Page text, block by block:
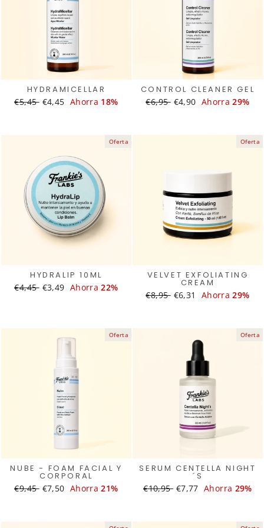
HYDRAMICELLAR
Translation
€5,45 Translation
€4,45 Ahorra 18%
CONTROL CLEANER GEL
Translation
€6,95 Translation
€4,90 Ahorra29%
Oferta
HYDRALIP 10ML
Translation
€4,45 Translation
€3,49 Ahorra22%
Oferta
VELVET EXFOLIATING
CREAM
Translation
€8,95 Translation
€6,31 Ahorra29%
Oferta
NUBE - FOAM FACIAL Y
CORPORAL
Translation
€9,45 Translation
€7,50 Ahorra21%
Oferta
SERUM CENTELLA NIGHT
´S
Translation
€10,95 Translation
€7,77 Ahorra 29%